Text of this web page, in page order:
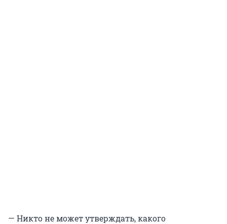
— Никто не может утверждать, какого